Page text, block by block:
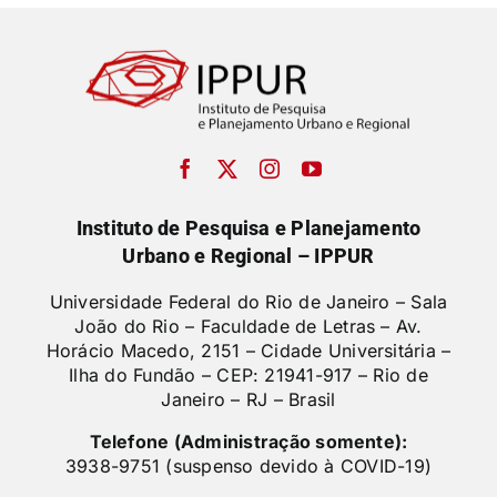
Instituto de Pesquisa e Planejamento
Urbano e Regional – IPPUR
Universidade Federal do Rio de Janeiro – Sala
João do Rio – Faculdade de Letras – Av.
Horácio Macedo, 2151 – Cidade Universitária –
Ilha do Fundão – CEP: 21941-917 – Rio de
Janeiro – RJ – Brasil
Telefone (Administração somente):
3938-9751 (suspenso devido à COVID-19)